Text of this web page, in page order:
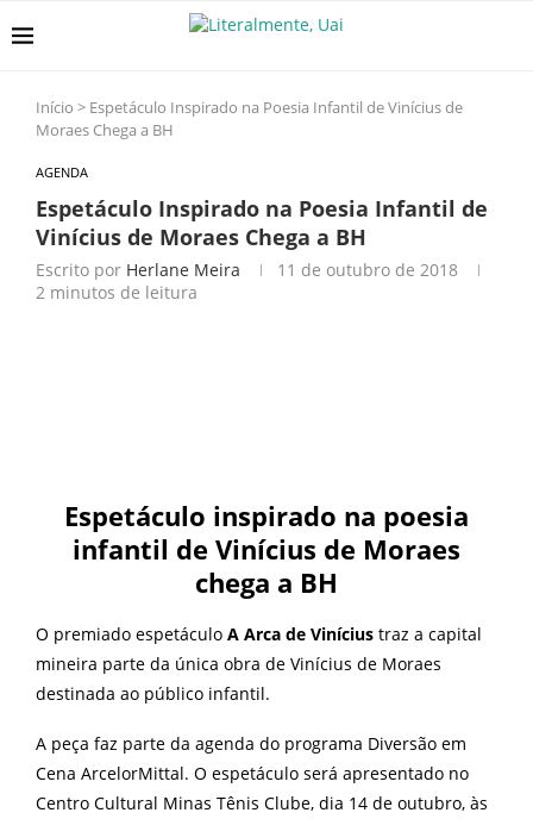
Início > Espetáculo Inspirado na Poesia Infantil de Vinícius de
Moraes Chega a BH
AGENDA
Espetáculo Inspirado na Poesia Infantil de
Vinícius de Moraes Chega a BH
Escrito por Herlane Meira
11 de outubro de 2018
2 minutos de leitura
Espetáculo inspirado na poesia
infantil de Vinícius de Moraes
chega a BH
O premiado espetáculo A Arca de Vinícius traz a capital
mineira parte da única obra de Vinícius de Moraes
destinada ao público infantil.
A peça faz parte da agenda do programa Diversão em
Cena ArcelorMittal. O espetáculo será apresentado no
Centro Cultural Minas Tênis Clube, dia 14 de outubro, às